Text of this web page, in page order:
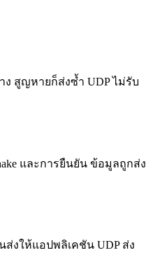
สูญหายก็ส่งซ้ำ UDP ไม่รับ
และการยืนยัน ข้อมูลถูกส่ง
ส่งให้แอปพลิเคชัน UDP ส่ง